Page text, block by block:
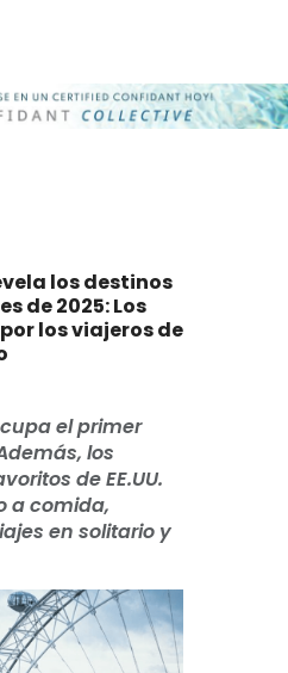
los destinos
de 2025: Los
los viajeros de
el primer
los
de EE.UU.
a comida,
en solitario y